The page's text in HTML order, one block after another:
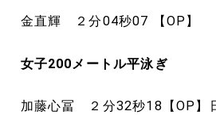
金直輝 ２分04秒07 【OP】
女子200メートル平泳ぎ
加藤心冨 ２分32秒18【OP】